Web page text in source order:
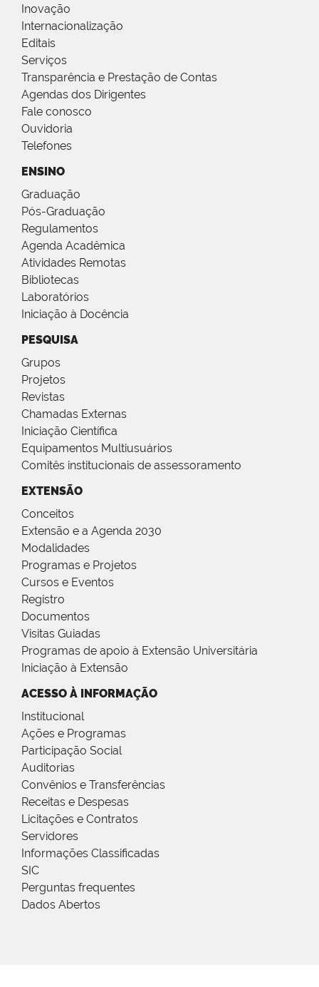
Inovação
Internacionalização
Editais
Serviços
Transparência e Prestação de Contas
Agendas dos Dirigentes
Fale conosco
Ouvidoria
Telefones
ENSINO
Graduação
Pós-Graduação
Regulamentos
Agenda Acadêmica
Atividades Remotas
Bibliotecas
Laboratórios
Iniciação à Docência
PESQUISA
Grupos
Projetos
Revistas
Chamadas Externas
Iniciação Científica
Equipamentos Multiusuários
Comitês institucionais de assessoramento
EXTENSÃO
Conceitos
Extensão e a Agenda 2030
Modalidades
Programas e Projetos
Cursos e Eventos
Registro
Documentos
Visitas Guiadas
Programas de apoio à Extensão Universitária
Iniciação à Extensão
ACESSO À INFORMAÇÃO
Institucional
Ações e Programas
Participação Social
Auditorias
Convênios e Transferências
Receitas e Despesas
Licitações e Contratos
Servidores
Informações Classificadas
SIC
Perguntas frequentes
Dados Abertos